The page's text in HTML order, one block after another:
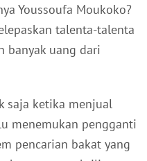
Youssoufa Moukoko?
talenta-talenta
banyak uang dari
saja ketika menjual
menemukan pengganti
pencarian bakat yang